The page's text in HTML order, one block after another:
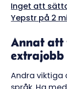
Inget att
Yepstr på 2
Annat att
extrajobb
Andra viktiga